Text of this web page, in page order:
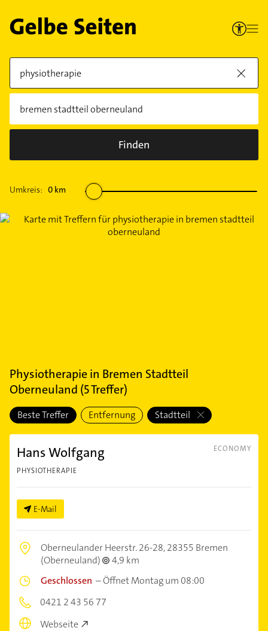
Finden
Umkreis: 0 km
Physiotherapiein Bremen Stadtteil
Oberneuland (5Treffer)
Beste Treffer Entfernung Stadtteil
ECONOMY
Hans Wolfgang
PHYSIOTHERAPIE
E-Mail
Oberneulander Heerstr. 26-28,28355 Bremen
(Oberneuland)
4,9 km
Geschlossen –Öffnet Montag um 08:00
0421 2 43 56 77
Webseite